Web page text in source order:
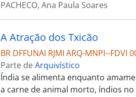
PACHECO, Ana Paula Soares
A Atração dos Txicão
BR DFFUNAI RJMI ARQ-MNPI--FDVI
Parte deArquivístico
Índia se alimenta enquanto
a carne de animal morto, índios